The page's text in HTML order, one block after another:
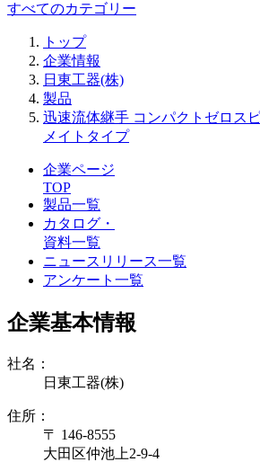
すべてのカテゴリー
トップ
企業情報
日東工器(株)
製品
迅速流体継手 コンパクトゼロス
メイトタイプ
企業ページ
TOP
製品一覧
カタログ・
資料一覧
ニュースリリース一覧
アンケート一覧
企業基本情報
社名：
日東工器(株)
住所：
〒 146-8555
大田区仲池上2-9-4